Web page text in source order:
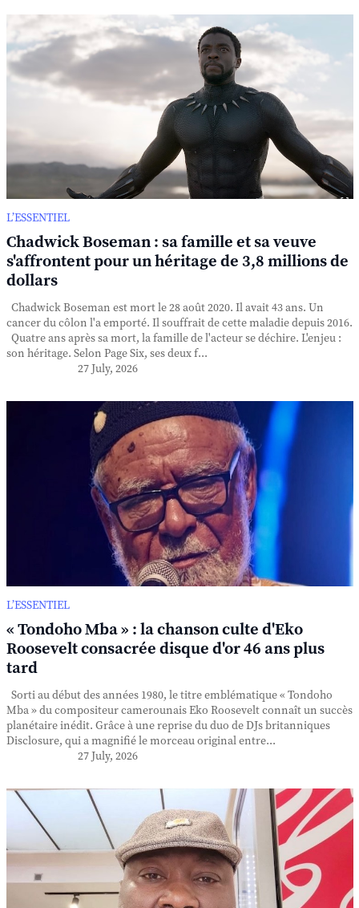
L’ESSENTIEL
Chadwick Boseman : sa famille et sa veuve
s'affrontent pour un héritage de 3,8 millions de
dollars
Chadwick Boseman est mort le 28 août 2020. Il avait 43 ans. Un
cancer du côlon l'a emporté. Il souffrait de cette maladie depuis 2016.
Quatre ans après sa mort, la famille de l'acteur se déchire. L'enjeu :
son héritage. Selon Page Six, ses deux f...
27 July, 2026
L’ESSENTIEL
« Tondoho Mba » : la chanson culte d'Eko
Roosevelt consacrée disque d'or 46 ans plus
tard
Sorti au début des années 1980, le titre emblématique « Tondoho
Mba » du compositeur camerounais Eko Roosevelt connaît un succès
planétaire inédit. Grâce à une reprise du duo de DJs britanniques
Disclosure, qui a magnifié le morceau original entre...
27 July, 2026